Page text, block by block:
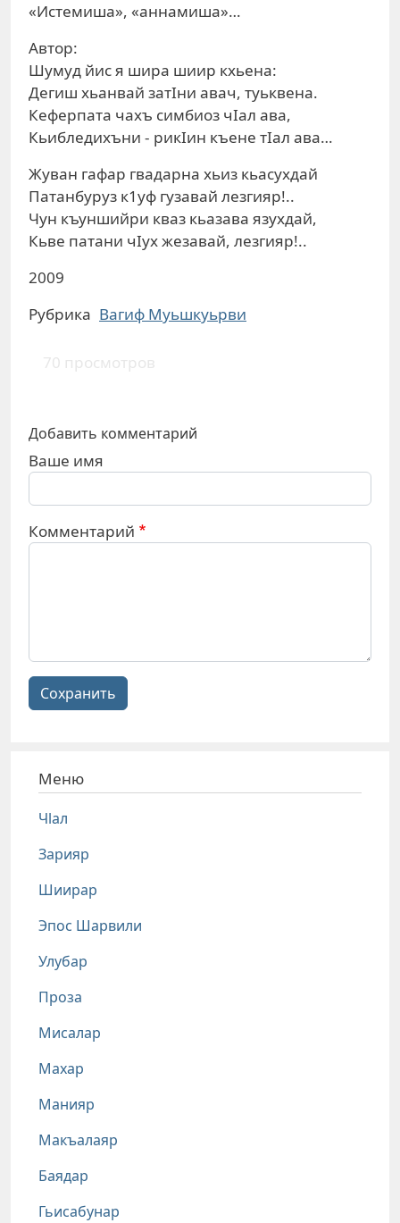
«Истемиша», «аннамиша»…
Автор:
Шумуд йис я шира шиир кхьена:
Дегиш хьанвай затIни авач, туьквена.
Кеферпата чахъ симбиоз чIал ава,
Кьибледихъни - рикIин къене тIал ава…
Жуван гафар гвадарна хьиз кьасухдай
Патанбуруз к1уф гузавай лезгияр!..
Чун къуншийри кваз кьазава язухдай,
Кьве патани чIух жезавай, лезгияр!..
2009
Рубрика Вагиф Муьшкуьрви
70 просмотров
Добавить комментарий
Ваше имя
Комментарий
Сохранить
Меню
Чlал
Зарияр
Шиирар
Эпос Шарвили
Улубар
Проза
Мисалар
Махар
Манияр
Макъалаяр
Баядар
Гьисабунар